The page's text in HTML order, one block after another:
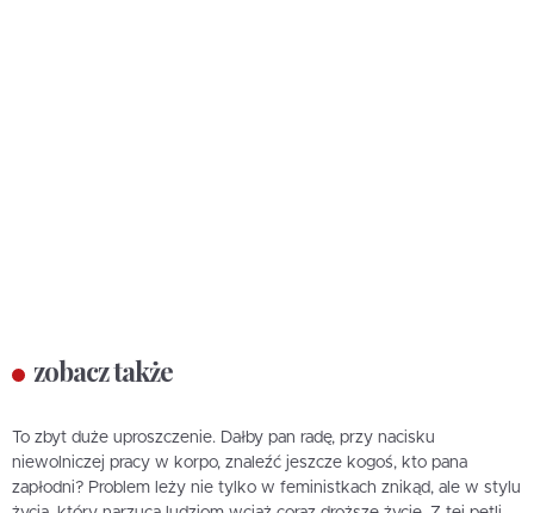
zobacz także
To zbyt duże uproszczenie. Dałby pan radę, przy nacisku
niewolniczej pracy w korpo, znaleźć jeszcze kogoś, kto pana
zapłodni? Problem leży nie tylko w feministkach znikąd, ale w stylu